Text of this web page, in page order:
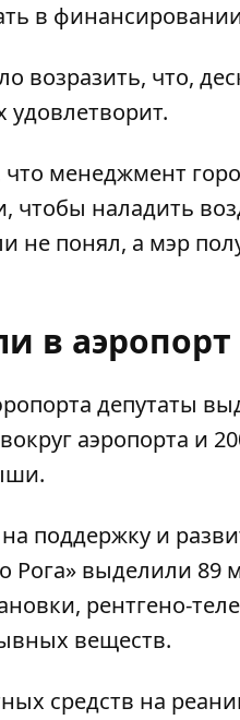
в
возразить, что,
удовлетворит.
менеджмент
чтобы наладить
не понял, а мэр
в аэропорт
депутаты
аэропорта и
поддержку и
выделили 89
рентгено-
веществ.
средств на